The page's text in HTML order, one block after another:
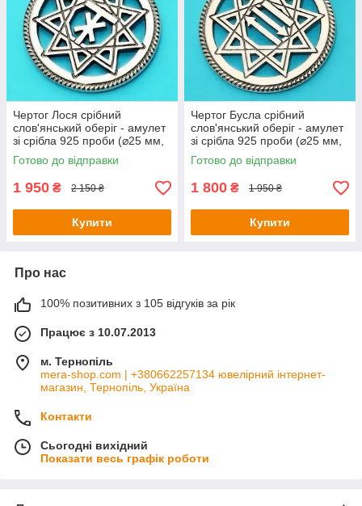
Чертог Лося срібний
слов'янський оберіг - амулет
зі срібла 925 проби (⌀25 мм,
5.5 г)
Готово до відправки
1 950 ₴ 2 150 ₴
Купити
Чертог Бусла срібний
слов'янський оберіг - амулет
зі срібла 925 проби (⌀25 мм,
5 г)
Готово до відправки
1 800 ₴ 1 950 ₴
Купити
Про нас
100% позитивних з 105 відгуків за рік
Працює з 10.07.2013
м. Тернопіль
mera-shop.com | +380662257134 ювелірний інтернет-
магазин, Тернопіль, Україна
Контакти
Сьогодні вихідний
Показати весь графік роботи